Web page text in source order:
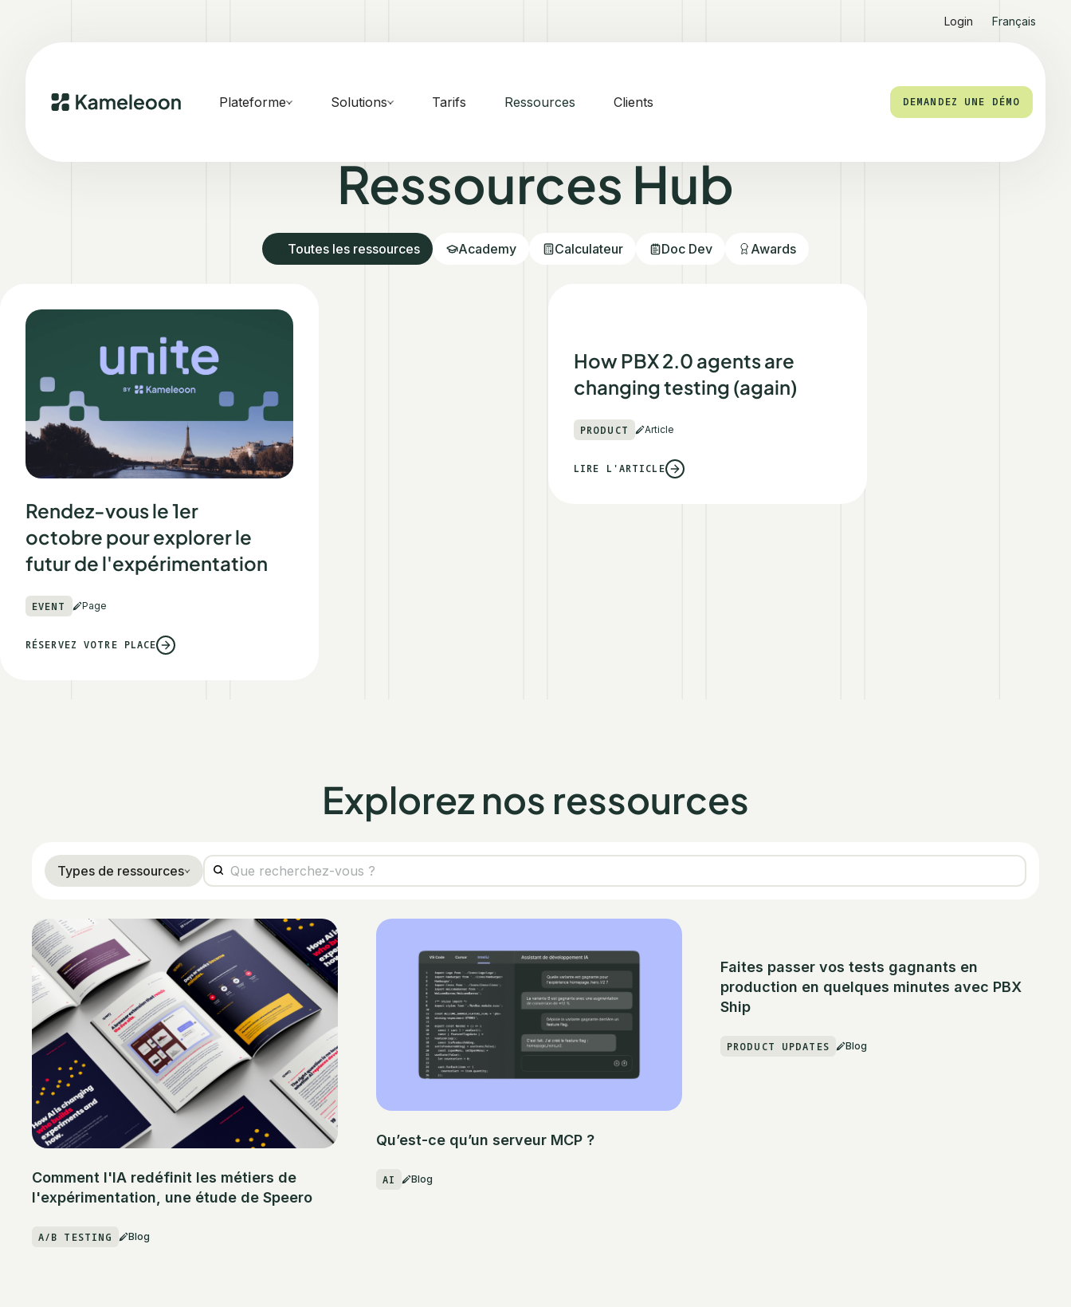
Login Français
Plateforme Solutions Tarifs Ressources Clients DEMANDEZ UNE DÉMO
Ressources Hub
Toutes les ressources Academy Calculateur Doc Dev Awards
Rendez-vous le 1er
octobre pour explorer le
futur de l'expérimentation
EVENT Page
RÉSERVEZ VOTRE PLACE
How PBX 2.0 agents are
changing testing (again)
PRODUCT Article
LIRE L'ARTICLE
Explorez nos ressources
Types de ressources
Comment l'IA redéfinit les métiers de
l'expérimentation, une étude de Speero
A/B TESTING Blog
Qu’est-ce qu’un serveur MCP ?
AI Blog
Faites passer vos tests gagnants en
production en quelques minutes avec PBX
Ship
PRODUCT UPDATES Blog